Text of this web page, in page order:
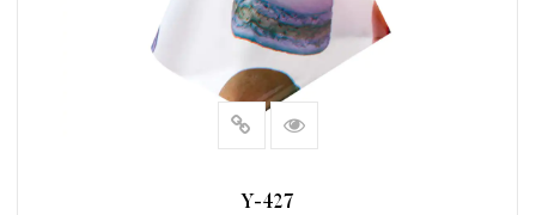
Y-427